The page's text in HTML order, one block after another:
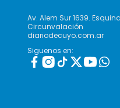
Av. Alem Sur 1639.
Circunvalación
diariodecuyo.com.ar
Siguenos en: